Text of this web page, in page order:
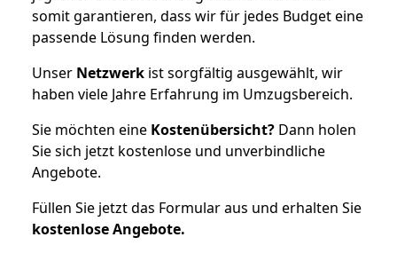
somit garantieren, dass wir für jedes Budget eine
passende Lösung finden werden.
Unser Netzwerk ist sorgfältig ausgewählt, wir
haben viele Jahre Erfahrung im Umzugsbereich.
Sie möchten eine Kostenübersicht? Dann holen
Sie sich jetzt kostenlose und unverbindliche
Angebote.
Füllen Sie jetzt das Formular aus und erhalten Sie
kostenloseAngebote.